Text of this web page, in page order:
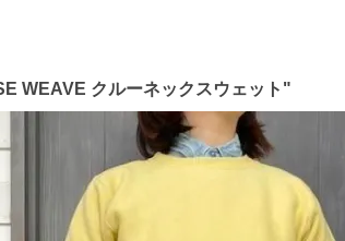
WEAVE クルーネックスウェット"